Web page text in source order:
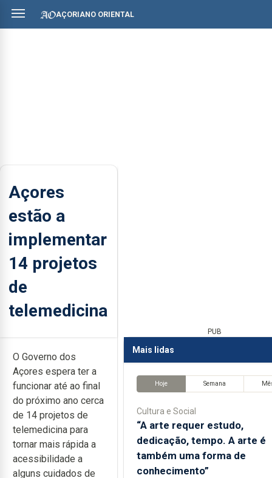
AÇORIANO ORIENTAL
Açores
estão a
implementar
14 projetos
de
telemedicina
O Governo dos
Açores espera ter a
funcionar até ao final
do próximo ano cerca
de 14 projetos de
telemedicina para
tornar mais rápida a
acessibilidade a
alguns cuidados de
PUB
Mais lidas
Hoje Semana
Cultura e Social
“A arte requer estudo,
dedicação, tempo. A arte é
também uma forma de
conhecimento”